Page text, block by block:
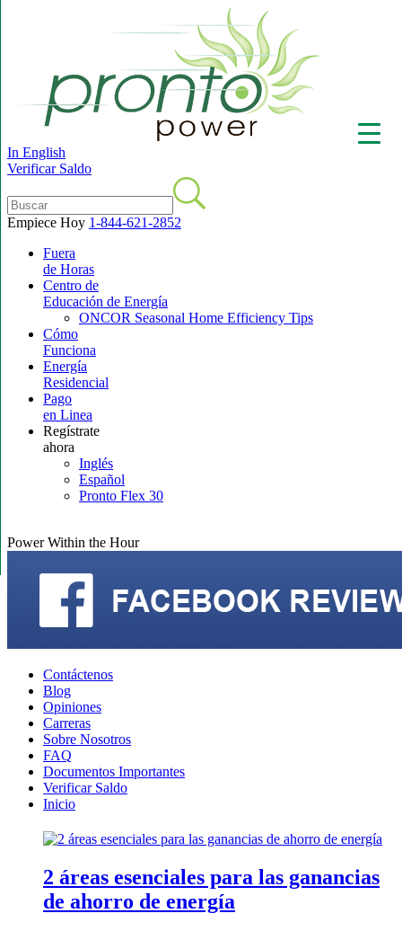
In English
Verificar Saldo
Empiece Hoy 1-844-621-2852
Fuera
de Horas
Centro de
Educación de Energía
ONCOR Seasonal Home Efficiency Tips
Cómo
Funciona
Energía
Residencial
Pago
en Linea
Regístrate
ahora
Inglés
Español
Pronto Flex 30
Power Within the Hour
Contáctenos
Blog
Opiniones
Carreras
Sobre Nosotros
FAQ
Documentos Importantes
Verificar Saldo
Inicio
2 áreas esenciales para las ganancias
de ahorro de energía
▼